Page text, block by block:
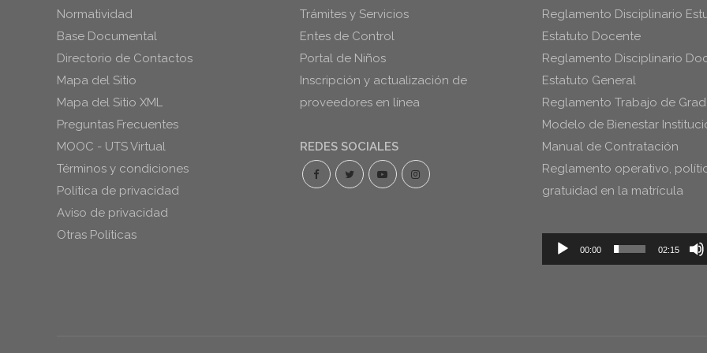
Normatividad
Base Documental
Directorio de Contactos
Mapa del Sitio
Mapa del Sitio XML
Preguntas Frecuentes
MOOC - UTS Virtual
Términos y condiciones
Política de privacidad
Aviso de privacidad
Otras Políticas
Trámites y Servicios
Entes de Control
Portal de Niños
Inscripción y actualización de
proveedores en línea
REDES SOCIALES
Reglamento Disciplinario
Estatuto Docente
Reglamento Disciplinario
Estatuto General
Reglamento Trabajo de
Modelo de Bienestar
Manual de Contratación
Reglamento operativo,
gratuidad en la matrícula
Reproductor
de
00:00 02:15